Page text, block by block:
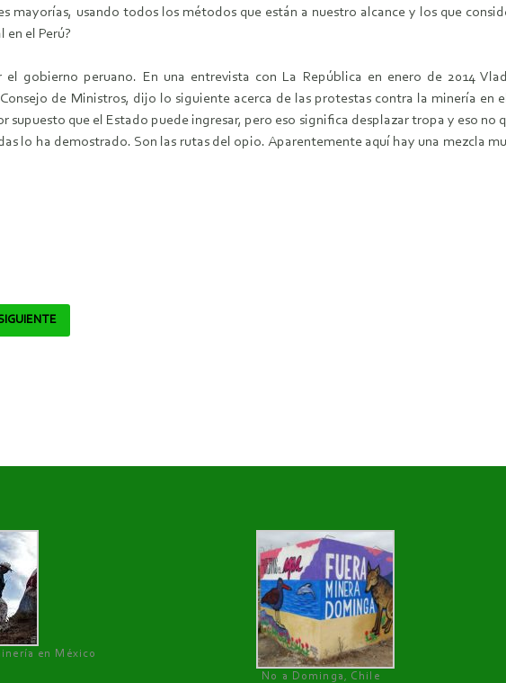
mayorías, usando todos los métodos que están a nuestro alcance y los que
el Perú?
gobierno peruano. En una entrevista con La República en enero de 2014
de Ministros, dijo lo siguiente acerca de las protestas contra la minería en
supuesto que el Estado puede ingresar, pero eso significa desplazar tropa y eso
lo ha demostrado. Son las rutas del opio. Aparentemente aquí hay una mezcla
en México
No a Dominga, Chile